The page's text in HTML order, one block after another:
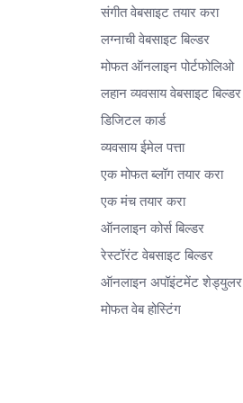
संगीत वेबसाइट तयार करा
लग्नाची वेबसाइट बिल्डर
मोफत ऑनलाइन पोर्टफोलिओ
लहान व्यवसाय वेबसाइट बिल्डर
डिजिटल कार्ड
व्यवसाय ईमेल पत्ता
एक मोफत ब्लॉग तयार करा
एक मंच तयार करा
ऑनलाइन कोर्स बिल्डर
रेस्टॉरंट वेबसाइट बिल्डर
ऑनलाइन अपॉइंटमेंट शेड्युलर
मोफत वेब होस्टिंग